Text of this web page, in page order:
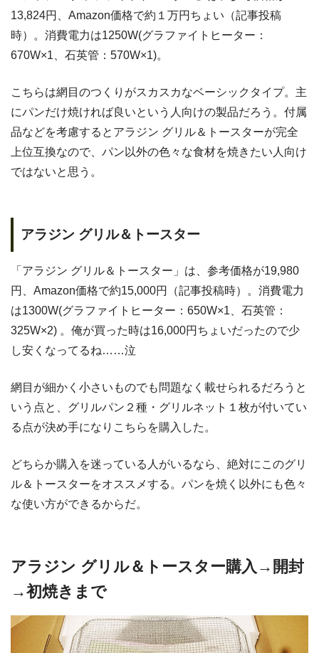
13,824円、Amazon価格で約１万円ちょい（記事投稿
時）。消費電力は1250W(グラファイトヒーター：
670W×1、石英管：570W×1)。
こちらは網目のつくりがスカスカなベーシックタイプ。主
にパンだけ焼ければ良いという人向けの製品だろう。付属
品などを考慮するとアラジン グリル＆トースターが完全
上位互換なので、パン以外の色々な食材を焼きたい人向け
ではないと思う。
アラジン グリル＆トースター
「アラジン グリル＆トースター」は、参考価格が19,980
円、Amazon価格で約15,000円（記事投稿時）。消費電力
は1300W(グラファイトヒーター：650W×1、石英管：
325W×2) 。俺が買った時は16,000円ちょいだったので少
し安くなってるね……泣
網目が細かく小さいものでも問題なく載せられるだろうと
いう点と、グリルパン２種・グリルネット１枚が付いてい
る点が決め手になりこちらを購入した。
どちらか購入を迷っている人がいるなら、絶対にこのグリ
ル＆トースターをオススメする。パンを焼く以外にも色々
な使い方ができるからだ。
アラジン グリル＆トースター購入→開封
→初焼きまで